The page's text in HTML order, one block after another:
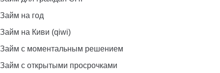
Займ на год
Займ на Киви (qiwi)
Займ c моментальным решением
Займ с открытыми просрочками